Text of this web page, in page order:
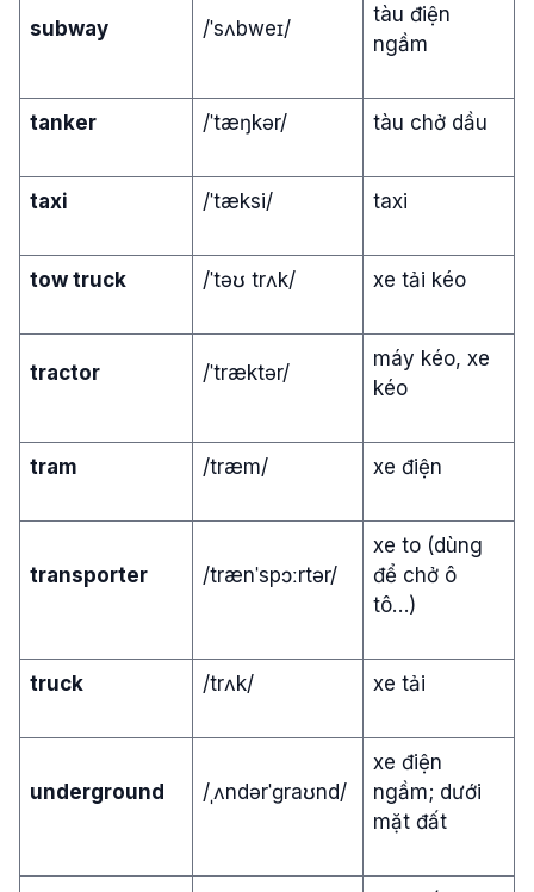
subway /ˈsʌbweɪ/
tàu điện
ngầm
tanker /ˈtæŋkər/ tàu chở dầu
taxi /ˈtæksi/ taxi
tow truck /ˈtəʊ trʌk/ xe tải kéo
tractor /ˈtræktər/
máy kéo, xe
kéo
tram /træm/ xe điện
transporter /trænˈspɔːrtər/
xe to (dùng
để chở ô
tô…)
truck /trʌk/ xe tải
underground /ˌʌndərˈɡraʊnd/
xe điện
ngầm; dưới
mặt đất